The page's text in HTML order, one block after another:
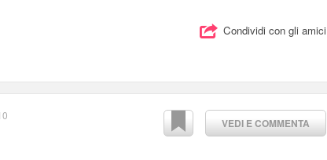
Condividi con gli amici
VEDI E COMMENTA